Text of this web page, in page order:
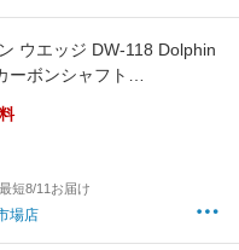
ウエッジ DW-118 Dolphin
ーボンシャフト
】【DW 118】
短8/11お届け
場店